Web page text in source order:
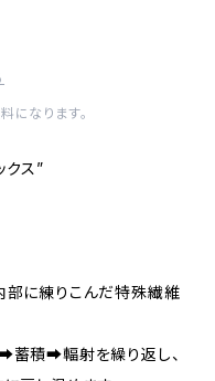
なります。
クス”
部に練りこんだ特殊繊維
蓄積➡輻射を繰り返し、